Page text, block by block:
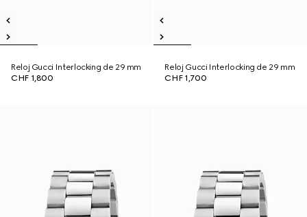
Reloj Gucci Interlocking de 29 mm
CHF 1,800
Reloj Gucci Interlocking de 29 mm
CHF 1,700